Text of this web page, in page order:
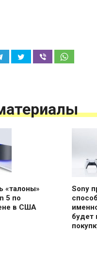
«талоны»
5 по
в США
Sony
будет